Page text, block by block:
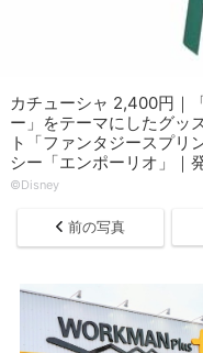
カチューシャ 2,400円｜
ー」をテーマにしたグッ
ト「ファンタジースプリ
シー「エンポーリオ」｜
©Disney
前の写真